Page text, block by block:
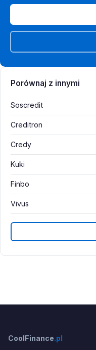
Porównaj z innymi
Soscredit
Creditron
Credy
Kuki
Finbo
Vivus
CoolFinance.pl